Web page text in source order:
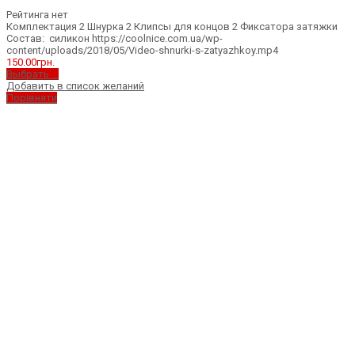
Рейтинга нет
Комплектация 2 Шнурка 2 Клипсы для концов 2 Фиксатора затяжки
Состав: силикон https://coolnice.com.ua/wp-
content/uploads/2018/05/Video-shnurki-s-zatyazhkoy.mp4
150.00грн.
Выбрать ...
Добавить в список желаний
Порівняти